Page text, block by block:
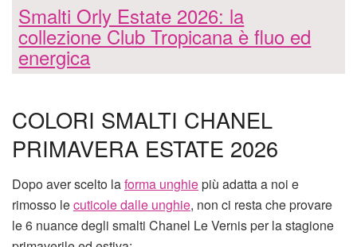
Smalti Orly Estate 2026: la
collezione Club Tropicana è fluo ed
energica
COLORI SMALTI CHANEL
PRIMAVERA ESTATE 2026
Dopo aver scelto laforma unghiepiù adatta a noi e
rimosso lecuticole dalle unghie, non ci resta che provare
le 6 nuance degli smalti Chanel Le Vernis per la stagione